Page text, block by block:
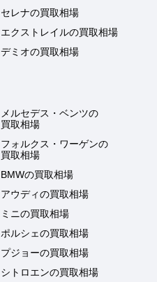
セレナの買取相場
エクストレイルの買取相場
デミオの買取相場
メルセデス・ベンツの
買取相場
フォルクス・ワーゲンの
買取相場
BMWの買取相場
アウディの買取相場
ミニの買取相場
ポルシェの買取相場
プジョーの買取相場
シトロエンの買取相場